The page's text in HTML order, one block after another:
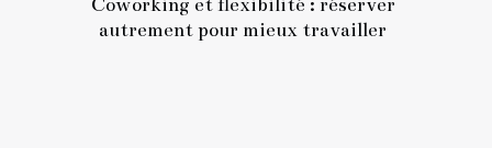
Coworking et flexibilité : réserver
autrement pour mieux travailler